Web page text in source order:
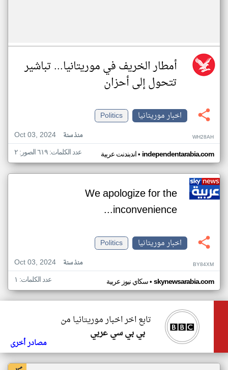
أمطار الخريف في موريتانيا... تباشير
تتحول إلى أحزان
اخبار موريتانيا
Politics
Oct 03, 2024
منذ سنة WH28AH
اندبندنت عربية• independentarabia.com عدد الكلمات: ٦١٩ الصور: ٢
We apologize for the
inconvenience...
اخبار موريتانيا
Politics
Oct 03, 2024
منذ سنة BY84XM
سكاي نيوز عربية• skynewsarabia.com عدد الكلمات: ١
تابع اخر اخبار موريتانيا من
بي بي سي عربي
مصادر أخرى